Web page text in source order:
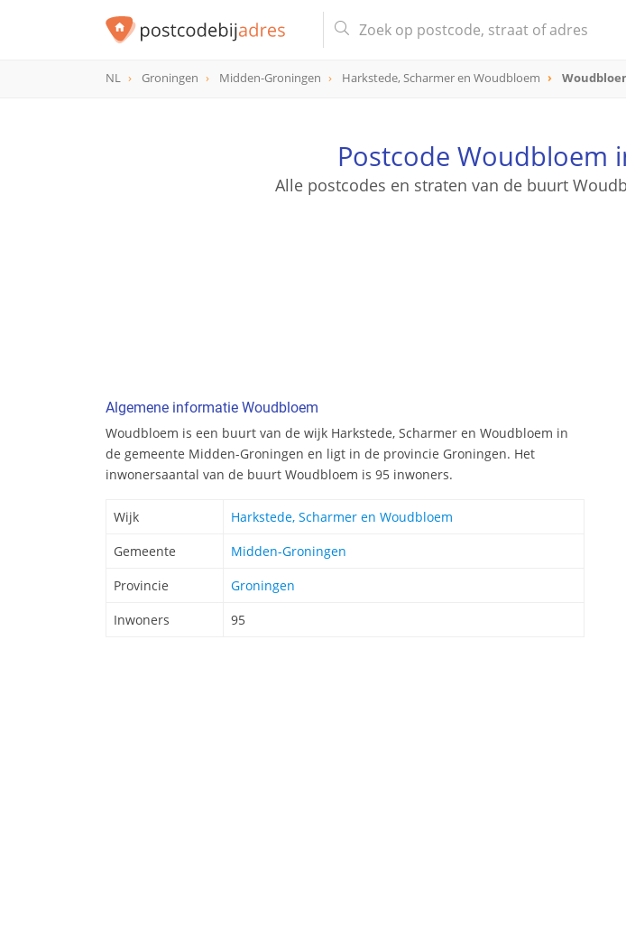
NL Groningen Midden-Groningen Harkstede, Scharmer en Woudbloem
Postcode Woudbloem
Alle postcodes en straten van de buurt
Algemene informatie Woudbloem
Woudbloem is een buurt van de wijk Harkstede, Scharmer en Woudbloem in
de gemeente Midden-Groningen en ligt in de provincie Groningen. Het
inwonersaantal van de buurt Woudbloem is 95 inwoners.
Wijk
Harkstede, Scharmer en Woudbloem
Gemeente
Midden-Groningen
Provincie
Groningen
Inwoners
95